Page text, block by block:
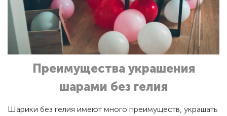
Преимущества украшения
шарами без гелия
Шарики без гелия имеют много преимуществ, украшать